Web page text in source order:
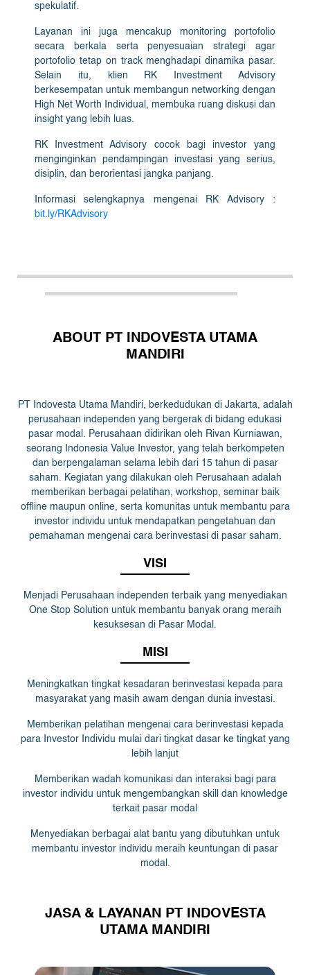
spekulatif.
Layanan ini juga mencakup monitoring portofolio
secara berkala serta penyesuaian strategi agar
portofolio tetap on track menghadapi dinamika pasar.
Selain itu, klien RK Investment Advisory
berkesempatan untuk membangun networking dengan
High Net Worth Individual, membuka ruang diskusi dan
insight yang lebih luas.
RK Investment Advisory cocok bagi investor yang
menginginkan pendampingan investasi yang serius,
disiplin, dan berorientasi jangka panjang.
Informasi selengkapnya mengenai RK Advisory :
bit.ly/RKAdvisory
ABOUT PT INDOVESTA UTAMA
MANDIRI
PT Indovesta Utama Mandiri, berkedudukan di Jakarta, adalah
perusahaan independen yang bergerak di bidang edukasi
pasar modal. Perusahaan didirikan oleh Rivan Kurniawan,
seorang Indonesia Value Investor, yang telah berkompeten
dan berpengalaman selama lebih dari 15 tahun di pasar
saham. Kegiatan yang dilakukan oleh Perusahaan adalah
memberikan berbagai pelatihan, workshop, seminar baik
offline maupun online, serta komunitas untuk membantu para
investor individu untuk mendapatkan pengetahuan dan
pemahaman mengenai cara berinvestasi di pasar saham.
VISI
Menjadi Perusahaan independen terbaik yang menyediakan
One Stop Solution untuk membantu banyak orang meraih
kesuksesan di Pasar Modal.
MISI
Meningkatkan tingkat kesadaran berinvestasi kepada para
masyarakat yang masih awam dengan dunia investasi.
Memberikan pelatihan mengenai cara berinvestasi kepada
para Investor Individu mulai dari tingkat dasar ke tingkat yang
lebih lanjut
Memberikan wadah komunikasi dan interaksi bagi para
investor individu untuk mengembangkan skill dan knowledge
terkait pasar modal
Menyediakan berbagai alat bantu yang dibutuhkan untuk
membantu investor individu meraih keuntungan di pasar
modal.
JASA & LAYANAN PT INDOVESTA
UTAMA MANDIRI